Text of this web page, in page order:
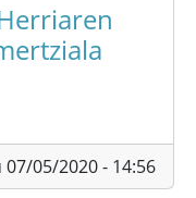
07/05/2020 - 14:56